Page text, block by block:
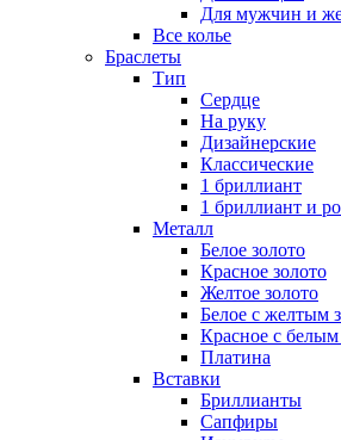
Для мужчин и
Все колье
Браслеты
Тип
Сердце
На руку
Дизайнерские
Классические
1 бриллиант
1 бриллиант и
Металл
Белое золото
Красное золото
Желтое золото
Белое с желтым
Красное с белым
Платина
Вставки
Бриллианты
Сапфиры